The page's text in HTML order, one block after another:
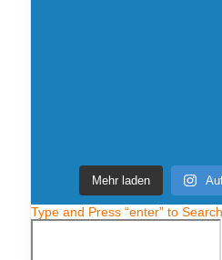
Mehr laden
Type and Press “enter” to Search